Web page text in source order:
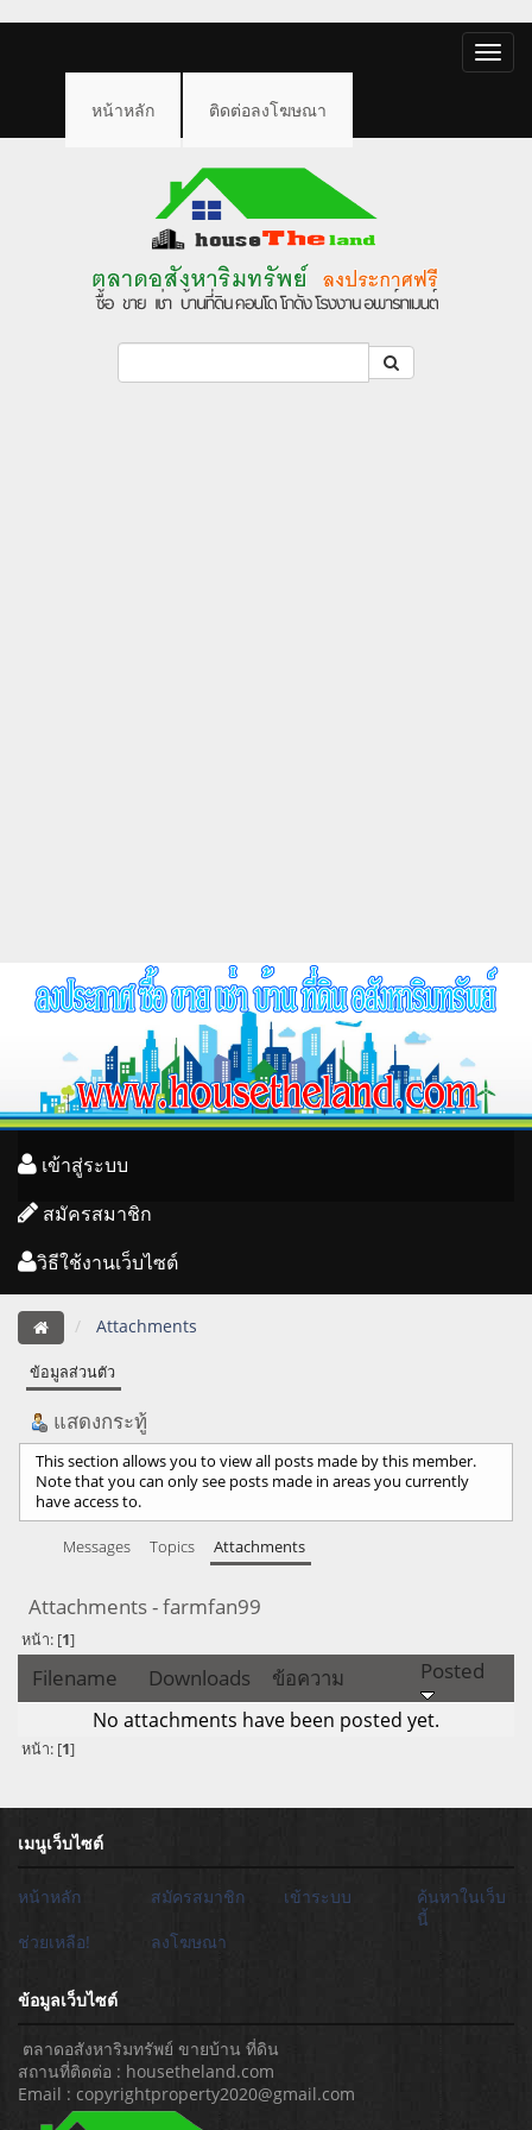
Toggle
หน้าหลัก ติดต่อลงโฆษณา
เข้าสู่ระบบ
สมัครสมาชิก
วิธีใช้งานเว็บไซต์
Attachments
ข้อมูลส่วนตัว
แสดงกระทู้
This section allows you to view all posts made by this member.
Note that you can only see posts made in areas you currently
have access to.
Messages Topics Attachments
Attachments - farmfan99
หน้า: [1]
Filename Downloads ข้อความ Posted
No attachments have been posted yet.
หน้า: [1]
เมนูเว็บไซต์
หน้าหลัก สมัครสมาชิก เข้าระบบ
ค้นหาในเว็บ
นี้
ช่วยเหลือ!
ลงโฆษณา
ข้อมูลเว็บไซต์
ตลาดอสังหาริมทรัพย์ ขายบ้าน ที่ดิน
สถานที่ติดต่อ : housetheland.com
Email : copyrightproperty2020@gmail.com